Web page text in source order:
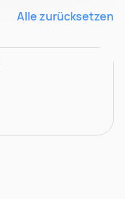
Alle zurücksetzen